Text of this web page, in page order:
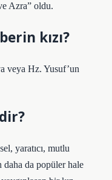
Azra” oldu.
kızı?
veya Hz. Yusuf’un
yaratıcı, mutlu
daha da popüler hale